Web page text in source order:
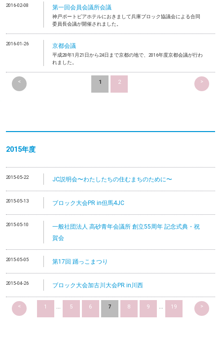
2016-02-08 第一回会員会議所会議
神戸ポートピアホテルにおきまして兵庫ブロック協議会による合同
委員長会議が開催されました。
2016-01-26 京都会議
平成28年1月21日から24日まで京都の地で、2016年度京都会議が行わ
れました。
< 1 2 >
2015年度
2015-05-22 JC説明会〜わたしたちの住むまちのために〜
2015-05-13 ブロック大会PR in但馬4JC
2015-05-10
一般社団法人 高砂青年会議所 創立55周年 記念式典・祝
賀会
2015-05-05 第17回 踊っこまつり
2015-04-26 ブロック大会加古川大会PR in川西
< 1 ... 5 6 7 8 9 ... 19 >